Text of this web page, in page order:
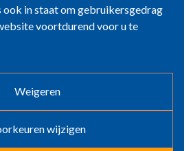
ook in staat om gebruikersgedrag
voortdurend voor u te
Weigeren
wijzigen